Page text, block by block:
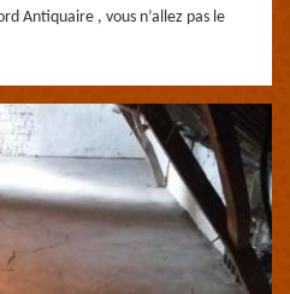
Antiquaire , vous n’allez pas le